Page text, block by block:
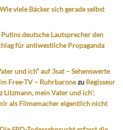
Wie viele Bäcker sich gerade selbst
deutsche Lautsprecher den
für antiwestliche Propaganda
und ich“ auf 3sat – Sehenswerte
Free-TV – Ruhrbaronezu Regisseur
Litzmann, mein Vater und ich‘:
als Filmemacher eigentlich nicht